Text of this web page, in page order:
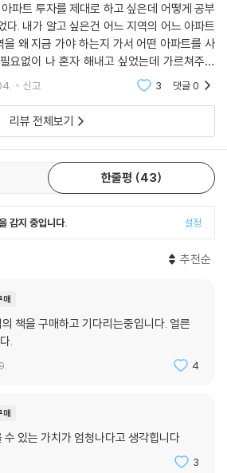
당부한다. 적어도 이 책을 구매했다면, 일회
의 로드맵을 반드시 끝까지 실천해보라고. 포
선택할 수 있는 1%의 가능성을 발견할 것이
유를 원한다면 먼저 당신 인생의 선구자가 돼
름을 걸고 일류가 돼라. 부는 자연스럽게 당신
파트 투자를 제대로 하고 싶은데 어떻게 공부
다. 내가 알고 싶은건 어느 지역의 어느 아파트
왜 지금 가야 하는지 가서 어떤 아파트를 사
요없이 나 혼자 해내고 싶었는데 가르쳐주는
어도 내 실력이 미천하여 못알아 들었을 수도
신고 3 댓글0
리뷰 전체보기
한줄평 43
감지 중입니다. 설정
추천순
매
책을 구매하고 기다리는중입니다. 얼른
.
4
매
있는 가치가 엄청나다고 생각힙니다
3